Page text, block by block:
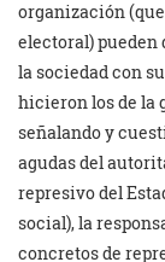
organización
electoral) pueden
la sociedad con
hicieron los de la
señalando y
agudas del
represivo del
social), la
concretos de